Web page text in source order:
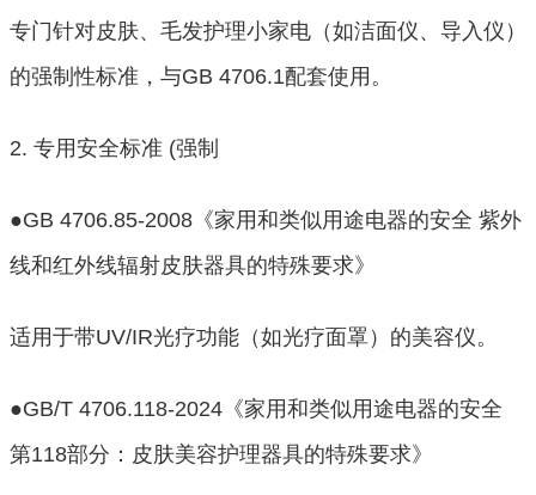
专门针对皮肤、毛发护理小家电（如洁面仪、导入仪）
的强制性标准，与GB 4706.1配套使用。
2. 专用安全标准 (强制
●GB 4706.85-2008《家用和类似用途电器的安全 紫外
线和红外线辐射皮肤器具的特殊要求》
适用于带UV/IR光疗功能（如光疗面罩）的美容仪。
●GB/T 4706.118-2024《家用和类似用途电器的安全
第118部分：皮肤美容护理器具的特殊要求》